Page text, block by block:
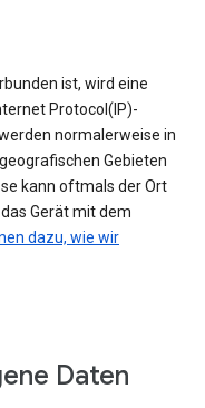
ist, wird eine
Protocol(IP)-
normalerweise in
Gebieten
kann oftmals der Ort
Gerät mit dem
dazu, wie wir
Daten